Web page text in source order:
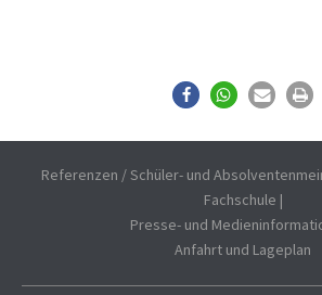
Referenzen / Schüler- und
Fachschule |
Presse- und
Anfahrt und Lageplan